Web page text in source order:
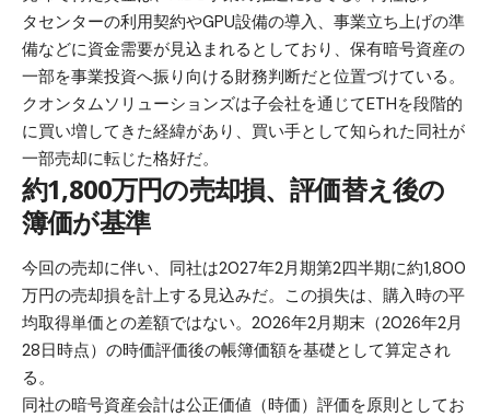
タセンターの利用契約やGPU設備の導入、事業立ち上げの準
備などに資金需要が見込まれるとしており、保有暗号資産の
一部を事業投資へ振り向ける財務判断だと位置づけている。
クオンタムソリューションズは子会社を通じてETHを段階的
に買い増してきた経緯があり、買い手として知られた同社が
一部売却に転じた格好だ。
約1,800万円の売却損、評価替え後の
簿価が基準
今回の売却に伴い、同社は2027年2月期第2四半期に約1,800
万円の売却損を計上する見込みだ。この損失は、購入時の平
均取得単価との差額ではない。2026年2月期末（2026年2月
28日時点）の時価評価後の帳簿価額を基礎として算定され
る。
同社の暗号資産会計は公正価値（時価）評価を原則としてお